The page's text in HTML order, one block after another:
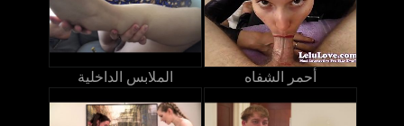
الملابس الداخلية أحمر الشفاه